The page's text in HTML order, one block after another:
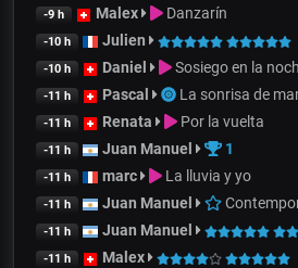
-9 h Malex Danzarín
-10 h Julien
-10 h Daniel Sosiego en la
-11 h Pascal La sonrisa de
-11 h Renata Por la vuelta
-11 h Juan Manuel 1
-11 h marc La lluvia y yo
-11 h Juan Manuel
-11 h Juan Manuel
-11 h Malex